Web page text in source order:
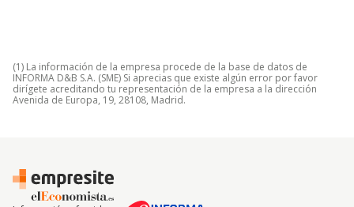
(1) La información de la empresa procede de la base de datos de
INFORMA D&B S.A. (SME) Si aprecias que existe algún error por favor
dirígete acreditando tu representación de la empresa a la dirección
Avenida de Europa, 19, 28108, Madrid.